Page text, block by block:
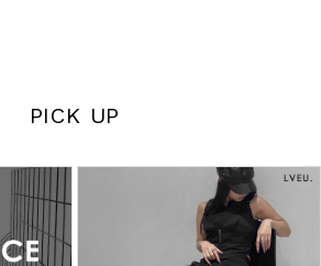
PICK UP